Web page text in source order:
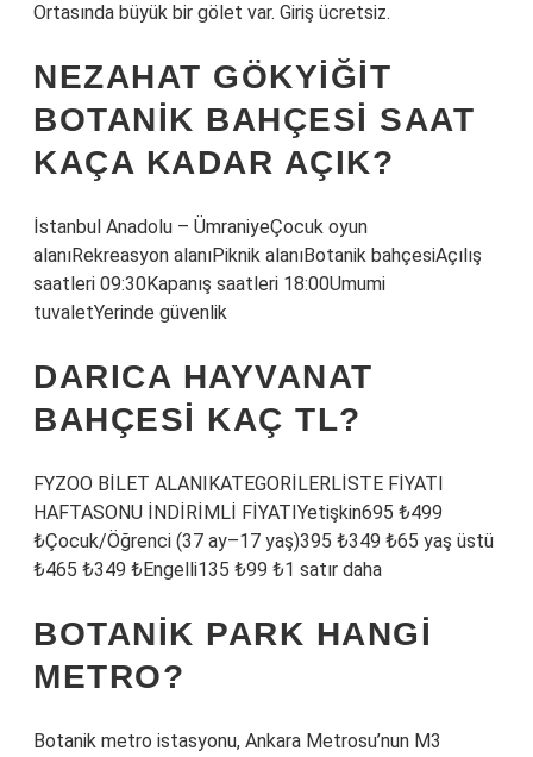
Ortasında büyük bir gölet var. Giriş ücretsiz.
NEZAHAT GÖKYIĞIT
BOTANIK BAHÇESI SAAT
KAÇA KADAR AÇIK?
İstanbul Anadolu – ÜmraniyeÇocuk oyun
alanıRekreasyon alanıPiknik alanıBotanik bahçesiAçılış
saatleri 09:30Kapanış saatleri 18:00Umumi
tuvaletYerinde güvenlik
DARICA HAYVANAT
BAHÇESI KAÇ TL?
FYZOO BİLET ALANIKATEGORİLERLİSTE FİYATI
HAFTASONU İNDİRİMLİ FİYATIYetişkin695 ₺499
₺Çocuk/Öğrenci (37 ay–17 yaş)395 ₺349 ₺65 yaş üstü
₺465 ₺349 ₺Engelli135 ₺99 ₺1 satır daha
BOTANIK PARK HANGI
METRO?
Botanik metro istasyonu, Ankara Metrosu’nun M3